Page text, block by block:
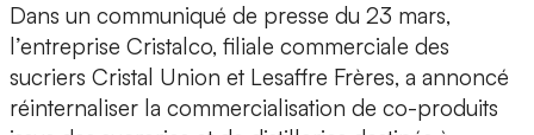
Dans un communiqué de presse du 23 mars,
l’entreprise Cristalco, filiale commerciale des
sucriers Cristal Union et Lesaffre Frères, a annoncé
réinternaliser la commercialisation de co-produits